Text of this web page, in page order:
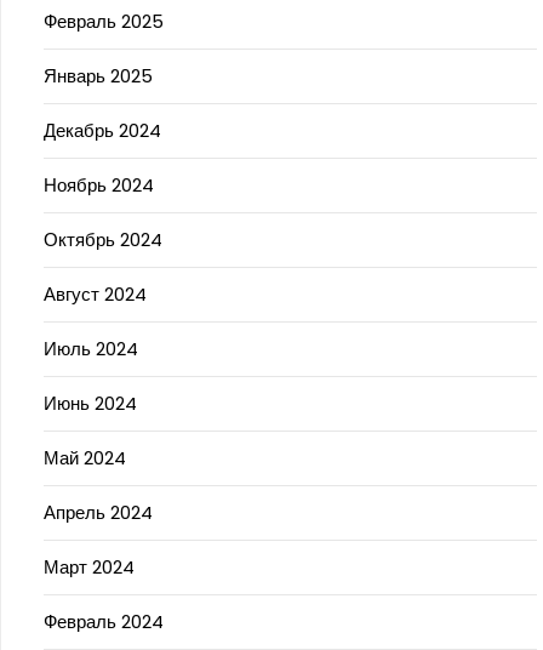
Февраль 2025
Январь 2025
Декабрь 2024
Ноябрь 2024
Октябрь 2024
Август 2024
Июль 2024
Июнь 2024
Май 2024
Апрель 2024
Март 2024
Февраль 2024